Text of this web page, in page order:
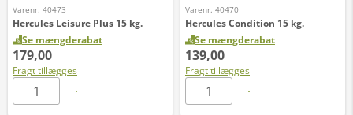
Varenr. 40473
Hercules Leisure Plus 15 kg.
Se mængderabat
179,00
Fragt tillægges
Varenr. 40470
Hercules Condition 15 kg.
Se mængderabat
139,00
Fragt tillægges